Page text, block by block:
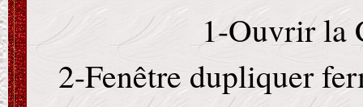
1-Ouvrir la
2-Fenêtre dupliquer